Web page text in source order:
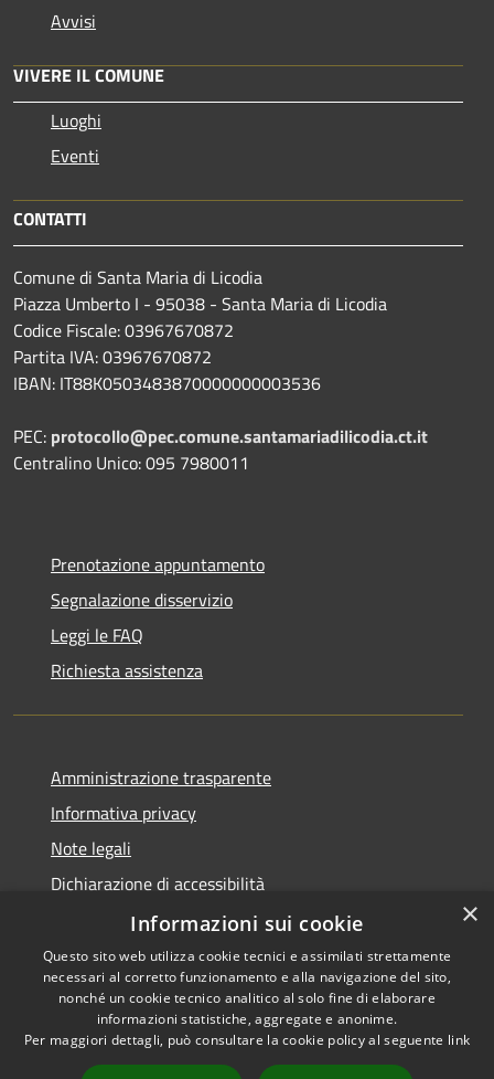
Avvisi
VIVERE IL COMUNE
Luoghi
Eventi
CONTATTI
Comune di Santa Maria di Licodia
Piazza Umberto I - 95038 - Santa Maria di Licodia
Codice Fiscale: 03967670872
Partita IVA: 03967670872
IBAN: IT88K0503483870000000003536
PEC: protocollo@pec.comune.santamariadilicodia.ct.it
Centralino Unico: 095 7980011
Prenotazione appuntamento
Segnalazione disservizio
Leggi le FAQ
Richiesta assistenza
Amministrazione trasparente
Informativa privacy
Note legali
Dichiarazione di accessibilità
Statistica accessi
RSS
Accessibilità
Copyright © 2026 • Comune di
Santa Maria di Licodia •
×
Informazioni sui cookie
Questo sito web utilizza cookie tecnici e assimilati strettamente
necessari al corretto funzionamento e alla navigazione del sito,
nonché un cookie tecnico analitico al solo fine di elaborare
informazioni statistiche, aggregate e anonime.
Per maggiori dettagli, può consultare la cookie policy al seguente link